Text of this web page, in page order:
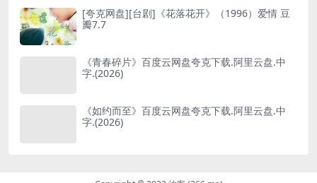
[夸克网盘][台剧]《花落花开》（1996）爱情 豆
瓣7.7
《青春碎片》百度云网盘夸克下载.阿里云盘.中
字.(2026)
《如约而至》百度云网盘夸克下载.阿里云盘.中
字.(2026)